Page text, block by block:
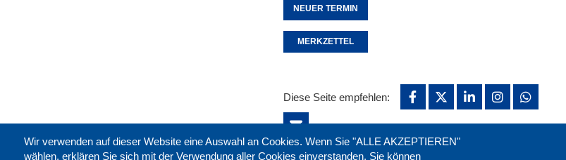
NEUER TERMIN
MERKZETTEL
Wir verwenden auf dieser Website eine Auswahl an Cookies. Wenn Sie "ALLE AKZEPTIEREN"
wählen, erklären Sie sich mit der Verwendung aller Cookies einverstanden. Sie können
Diese Seite empfehlen: